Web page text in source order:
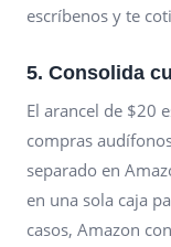
escríbenos y te
5. Consolida
El arancel de $20
compras
separado en
en una sola caja
casos, Amazon